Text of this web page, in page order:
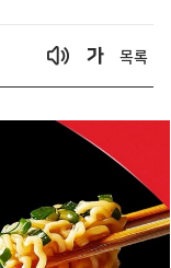
목록